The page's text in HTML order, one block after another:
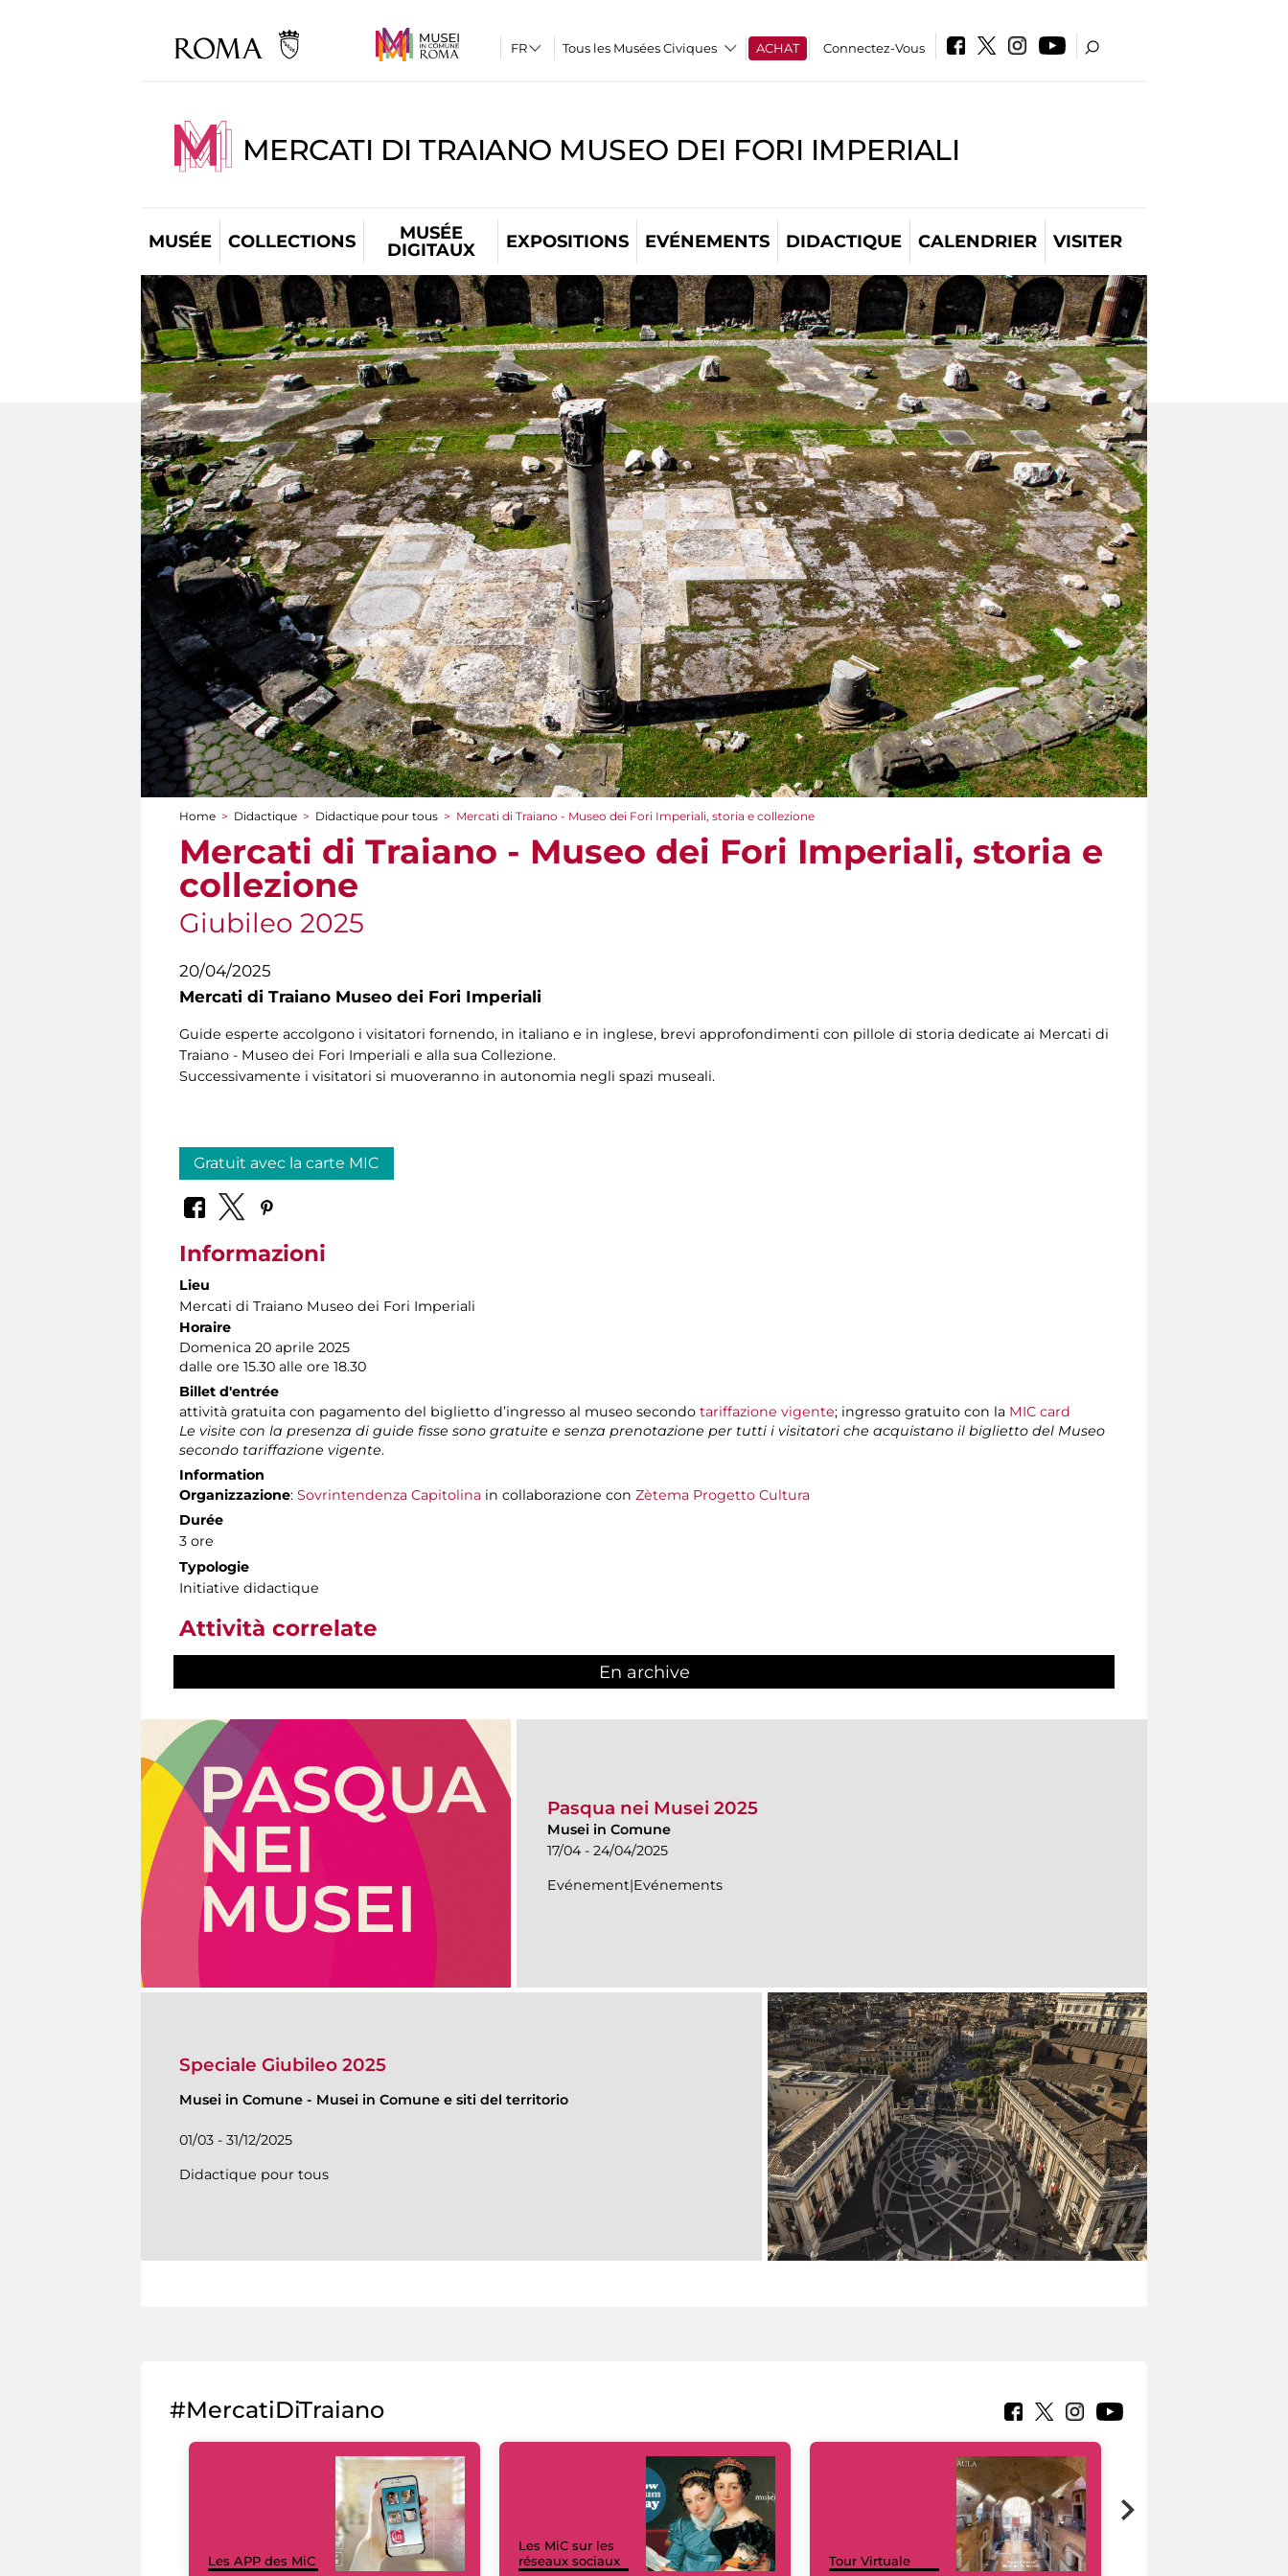
Tous les Musées Civiques ACHAT Connectez-Vous
MERCATI DI TRAIANO MUSEO DEI FORI IMPERIALI
MUSÉE COLLECTIONS
MUSÉE
DIGITAUX
EXPOSITIONS EVÉNEMENTS DIDACTIQUE CALENDRIER VISITER
You are here
Home > Didactique > Didactique pour tous > Mercati di Traiano - Museo dei Fori Imperiali, storia e collezione
Mercati di Traiano - Museo dei Fori Imperiali, storia e
collezione
Giubileo 2025
20/04/2025
Mercati di Traiano Museo dei Fori Imperiali
Guide esperte accolgono i visitatori fornendo, in italiano e in inglese, brevi approfondimenti con pillole di storia dedicate ai Mercati di
Traiano - Museo dei Fori Imperiali e alla sua Collezione.
Successivamente i visitatori si muoveranno in autonomia negli spazi museali.
Gratuit avec la carte MIC
Informazioni
Lieu
Mercati di Traiano Museo dei Fori Imperiali
Horaire
Domenica 20 aprile 2025
dalle ore 15.30 alle ore 18.30
Billet d'entrée
attività gratuita con pagamento del biglietto d’ingresso al museo secondo tariffazione vigente; ingresso gratuito con la MIC card
Le visite con la presenza di guide fisse sono gratuite e senza prenotazione per tutti i visitatori che acquistano il biglietto del Museo
secondo tariffazione vigente.
Information
Organizzazione: Sovrintendenza Capitolina in collaborazione con Zètema Progetto Cultura
Durée
3 ore
Typologie
Initiative didactique
Attività correlate
En archive
Pasqua nei Musei 2025
Musei in Comune
17/04 - 24/04/2025
Evénement|Evénements
Speciale Giubileo 2025
Musei in Comune - Musei in Comune e siti del territorio
01/03 - 31/12/2025
Didactique pour tous
#MercatiDiTraiano
Les APP des MiC
Les MiC sur les
réseaux sociaux
Tour Virtuale